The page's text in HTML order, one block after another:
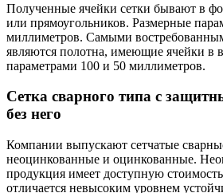
Полученные ячейки сетки бывают в
или прямоугольников. Размерные
миллиметров. Самыми
являются полотна, имеющие ячейки в
параметрами 100 и 50 миллиметров.
Сетка сварного типа с
без него
Компании выпускают сетчатые
неоцинкованные и оцинкованные.
продукция имеет доступную
отличается невысоким уровнем